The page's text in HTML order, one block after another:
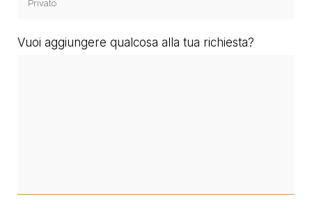
Vuoi aggiungere qualcosa alla tua richiesta?